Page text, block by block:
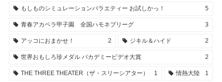
もしものシミュレーションバラエティー お試しかっ！ 5
青春アカペラ甲子園 全国ハモネプリーグ 3
アッコにおまかせ！ 2 ジキル＆ハイド 2
世界おもしろ珍メダル バカデミービデオ大賞 2
THE THREE THEATER（ザ・スリーシアター） 1 情熱大陸 1